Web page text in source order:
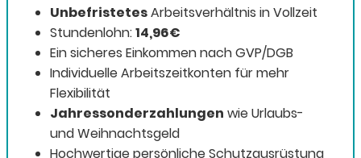
UnbefristetesArbeitsverhältnis in Vollzeit
Stundenlohn:14,96€
Ein sicheres Einkommen nach GVP/DGB
Individuelle Arbeitszeitkonten für mehr
Flexibilität
Jahressonderzahlungen wie Urlaubs-
und Weihnachtsgeld
Hochwertige persönliche Schutzausrüstung